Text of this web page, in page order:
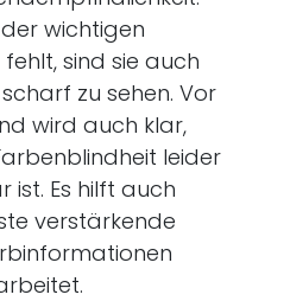
der wichtigen
sind sie auch
zu sehen. Vor
wird auch klar,
leider
ist. Es hilft auch
verstärkende